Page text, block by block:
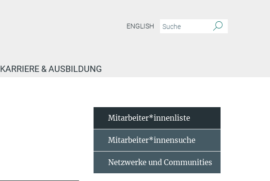
ENGLISH
KARRIERE & AUSBILDUNG
Mitarbeiter*innenliste
Mitarbeiter*innensuche
Netzwerke und Communities